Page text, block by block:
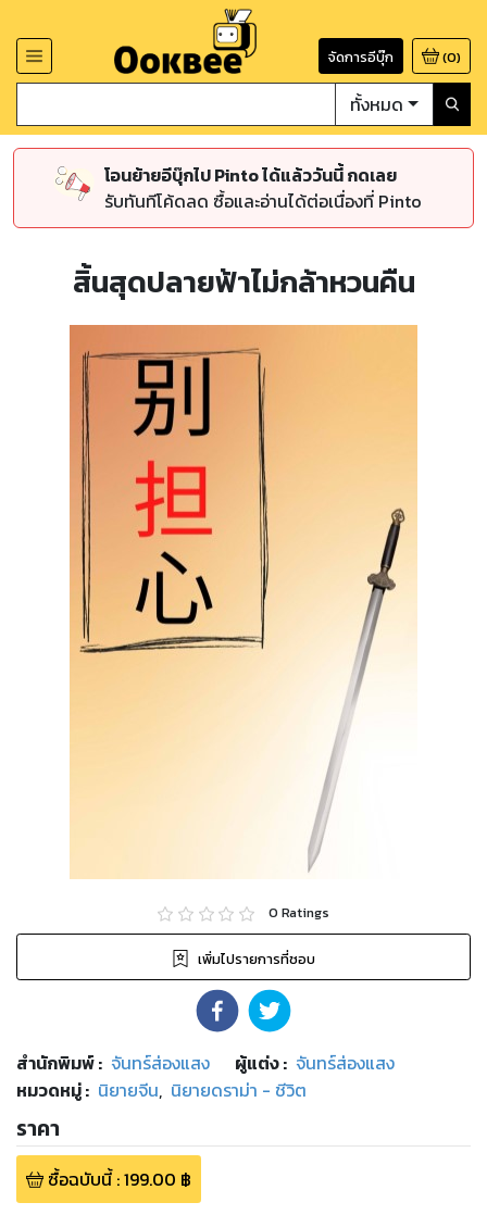
จัดการอีบุ๊ก (0)
ทั้งหมด
โอนย้ายอีบุ๊กไป Pinto ได้แล้ววันนี้ กดเลย
รับทันทีโค้ดลด ซื้อและอ่านได้ต่อเนื่องที่ Pinto
สิ้นสุดปลายฟ้าไม่กล้าหวนคืน
0 Ratings
เพิ่มไปรายการที่ชอบ
สำนักพิมพ์: จันทร์ส่องแสง ผู้แต่ง : จันทร์ส่องแสง
หมวดหมู่: นิยายจีน, นิยายดราม่า - ชีวิต
ราคา
ซื้อฉบับนี้:199.00 ฿